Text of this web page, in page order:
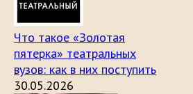
Что такое «Золотая
пятерка» театральных
вузов: как в них поступить
30.05.2026